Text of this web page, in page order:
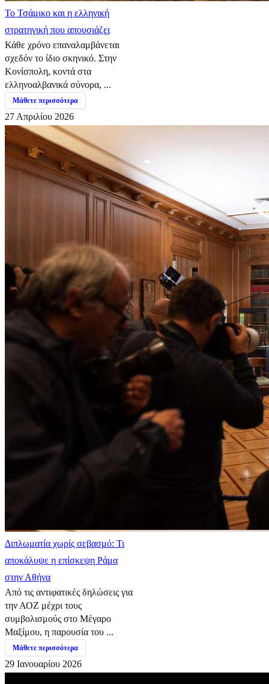
​Το Τσάμικο και η ελληνική
στρατηγική που απουσιάζει
Κάθε χρόνο επαναλαμβάνεται
σχεδόν το ίδιο σκηνικό. Στην
Κονίσπολη, κοντά στα
ελληνοαλβανικά σύνορα, ...
Μάθετε περισσότερα
27 Απριλίου 2026
Διπλωματία χωρίς σεβασμό: Τι
αποκάλυψε η επίσκεψη Ράμα
στην Αθήνα
Από τις αντιφατικές δηλώσεις για
την ΑΟΖ μέχρι τους
συμβολισμούς στο Μέγαρο
Μαξίμου, η παρουσία του ...
Μάθετε περισσότερα
29 Ιανουαρίου 2026